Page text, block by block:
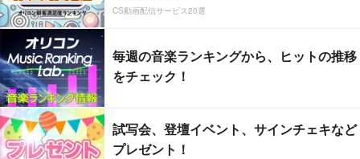
CS動画配信サービス20選
毎週の音楽ランキングから、ヒットの推移
をチェック！
試写会、登壇イベント、サインチェキなど
プレゼント！